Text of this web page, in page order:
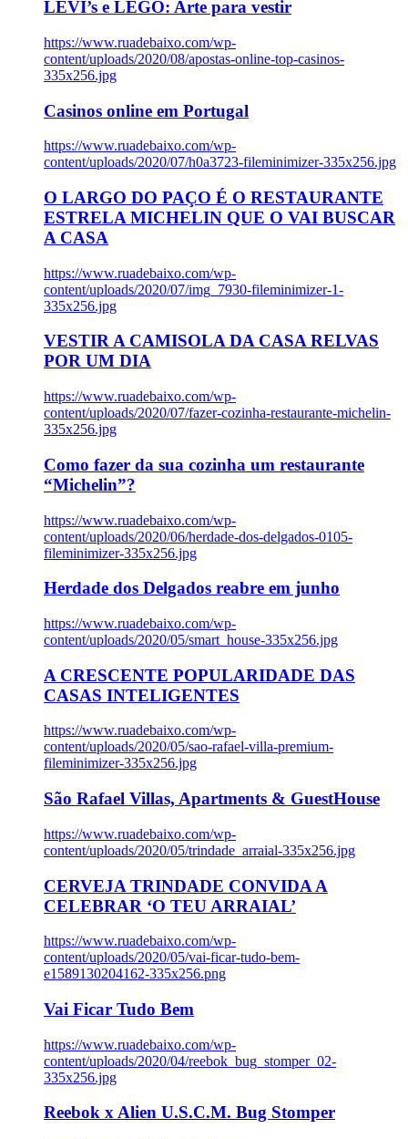
LEVI’s e LEGO: Arte para vestir
https://www.ruadebaixo.com/wp-
content/uploads/2020/08/apostas-online-top-casinos-
335x256.jpg
Casinos online em Portugal
https://www.ruadebaixo.com/wp-
content/uploads/2020/07/h0a3723-fileminimizer-335x256.jpg
O LARGO DO PAÇO É O RESTAURANTE
ESTRELA MICHELIN QUE O VAI BUSCAR
A CASA
https://www.ruadebaixo.com/wp-
content/uploads/2020/07/img_7930-fileminimizer-1-
335x256.jpg
VESTIR A CAMISOLA DA CASA RELVAS
POR UM DIA
https://www.ruadebaixo.com/wp-
content/uploads/2020/07/fazer-cozinha-restaurante-michelin-
335x256.jpg
Como fazer da sua cozinha um restaurante
“Michelin”?
https://www.ruadebaixo.com/wp-
content/uploads/2020/06/herdade-dos-delgados-0105-
fileminimizer-335x256.jpg
Herdade dos Delgados reabre em junho
https://www.ruadebaixo.com/wp-
content/uploads/2020/05/smart_house-335x256.jpg
A CRESCENTE POPULARIDADE DAS
CASAS INTELIGENTES
https://www.ruadebaixo.com/wp-
content/uploads/2020/05/sao-rafael-villa-premium-
fileminimizer-335x256.jpg
São Rafael Villas, Apartments & GuestHouse
https://www.ruadebaixo.com/wp-
content/uploads/2020/05/trindade_arraial-335x256.jpg
CERVEJA TRINDADE CONVIDA A
CELEBRAR ‘O TEU ARRAIAL’
https://www.ruadebaixo.com/wp-
content/uploads/2020/05/vai-ficar-tudo-bem-
e1589130204162-335x256.png
Vai Ficar Tudo Bem
https://www.ruadebaixo.com/wp-
content/uploads/2020/04/reebok_bug_stomper_02-
335x256.jpg
Reebok x Alien U.S.C.M. Bug Stomper